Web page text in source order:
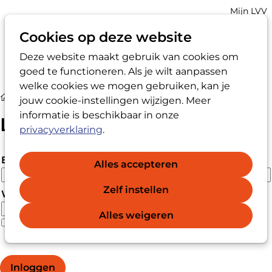
Cookies op deze website
Deze website maakt gebruik van cookies om
goed te functioneren. Als je wilt aanpassen
welke cookies we mogen gebruiken, kan je
jouw cookie-instellingen wijzigen. Meer
informatie is beschikbaar in onze
privacyverklaring.
Alles accepteren
Zelf instellen
Alles weigeren
Zoek
Account
Mijn LVV
Login
Login
E-mailadres
Wachtwoord
Wachtwoord weergeven
Wachtwoord vergeten?
Inloggen